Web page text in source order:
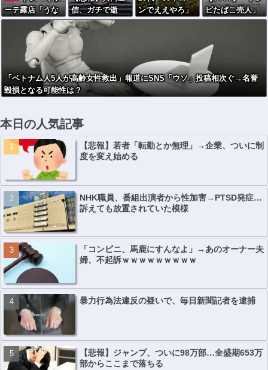
ーテ露店「うな
ぎのかば焼き」
で食中毒 男女1
4人が発熱や腹痛
など訴え…サル
モネラ属の菌検
信、ガチで逝
く・・・・・・
ンでええやろ」
←これマ
ビたばこ売人」
と肩組みショッ
に注がれる“厳し
い視線” 「レギ
ュラー剥奪も選
択肢のひとつ
に」
「ベトナム人5人が高齢女性救出」報道にSNS「ウソ」投稿相次ぐ→名誉
毀損となる可能性は？
本日の人気記事
【悲報】若者「転勤とか無理」→企業、ついに制
度を変え始める
NHK職員、番組出演者から性加害→PTSD発症…
訴えても放置されていた模様
「コンビニ、馬鹿にすんなよ」→あのオーナー夫
婦、不起訴ｗｗｗｗｗｗｗｗｗ
暴力行為法違反の疑いで、毎日新聞記者を逮捕
【悲報】ジャンプ、ついに98万部…全盛期653万
部からここまで落ちる